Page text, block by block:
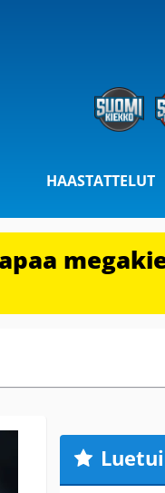
HAASTATTELUT